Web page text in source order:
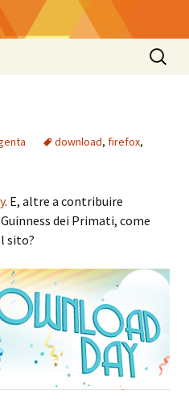
Ricerca
per:
download, firefox,
. E, altre a contribuire
dei Primati, come
sito?